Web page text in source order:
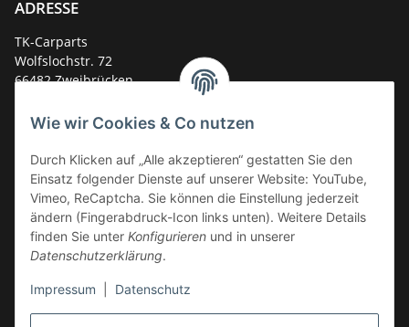
Wie wir Cookies & Co nutzen
Durch Klicken auf „Alle akzeptieren“ gestatten Sie den
Einsatz folgender Dienste auf unserer Website: YouTube,
Vimeo, ReCaptcha. Sie können die Einstellung jederzeit
ändern (Fingerabdruck-Icon links unten). Weitere Details
finden Sie unter Konfigurieren und in unserer
Datenschutzerklärung.
Impressum Datenschutz
ADRESSE
TK-Carparts
Wolfslochstr. 72
66482 Zweibrücken
Service-Hotline +49 (0)6332 - 48 58 48
E-Mail:mail@tk-carparts.de
Montag-Donnerstag von 13 bis 16 Uhr